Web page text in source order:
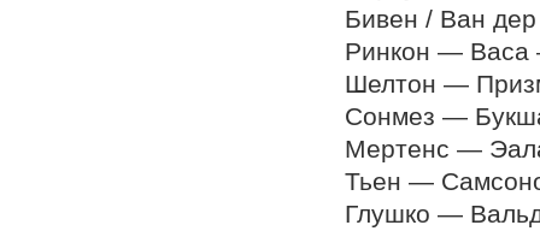
Бивен / Ван
Ринкон — Васа
Шелтон —
Сонмез —
Мертенс —
Тьен —
Глушко —